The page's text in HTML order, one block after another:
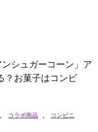
シュガーコーン」ア
？お菓子はコンビ
, コラボ商品 , コンビニ